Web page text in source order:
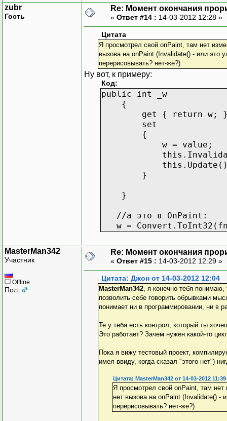
zubr
Гость
Re: Момент окончания
« Ответ #14 : 14-03-2012 12:28 »
Цитата
Я просмотрел свой onPaint, там нет
вызова на onPaint (Invalidate() - или это
перерисовывать? нет-же?)
Ну вот, к примеру:
Код:
public int _w
{
get { return w;
set
{
w = value;
}
}
//а это в OnPaint:
w =
MasterMan342
Участник
Offline
Пол:
Re: Момент окончания
« Ответ #15 : 14-03-2012 12:29 »
Цитата: Джон от 14-03-2012 12:04
MasterMan342, я конечно тебя
позволить себе говорить обрывками
понимает ни в программировании, ни в
Те у тебя есть контрол, который ты
Это работает? Зачем нужен какой-то
Пока я вижу тестовый проект,
имел ввиду, когда сказал "этого нет")
Цитата: MasterMan342 от 14-03-2012 11:39
Я просмотрел свой onPaint, там
нет вызова на onPaint (Invalidate() -
перерисовывать? нет-же?)